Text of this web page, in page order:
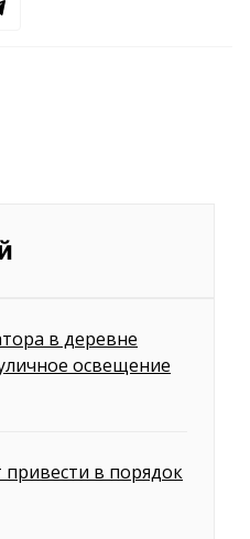
в деревне
освещение
в порядок